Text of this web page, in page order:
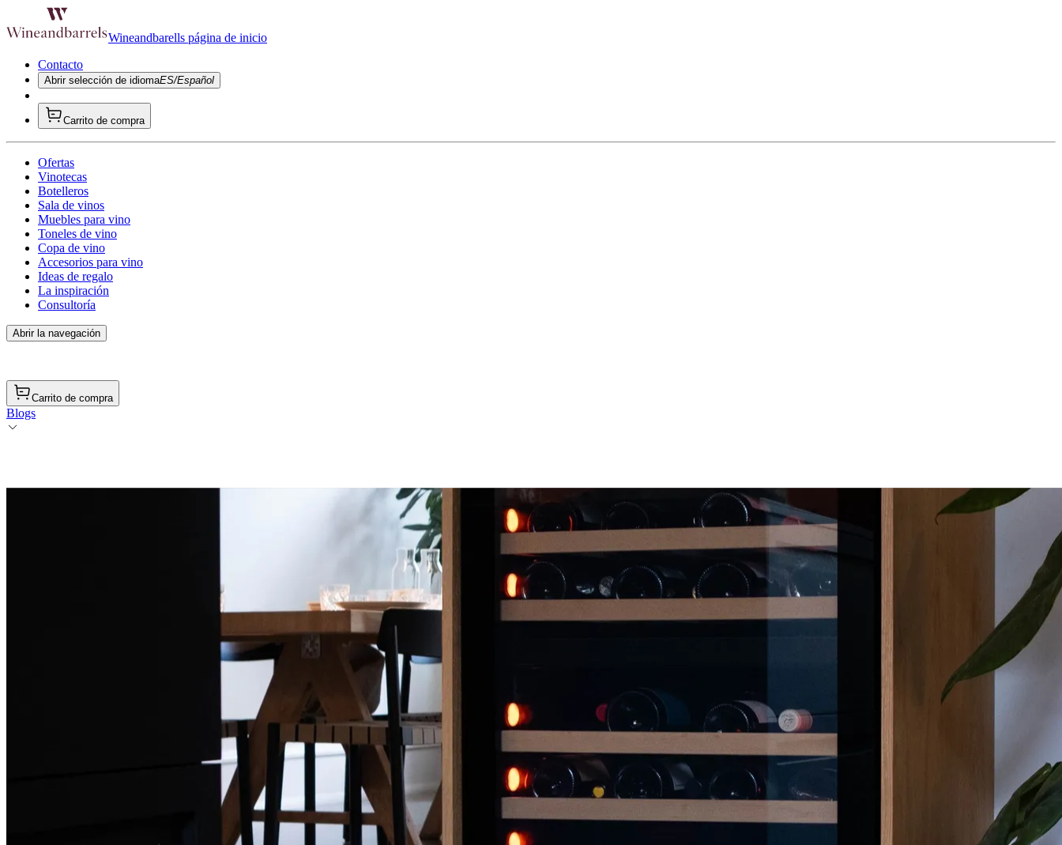
Wineandbarells página de inicio
Contacto
Abrir selección de idiomaES/Español
Carrito de compra
Ofertas
Vinotecas
Botelleros
Sala de vinos
Muebles para vino
Toneles de vino
Copa de vino
Accesorios para vino
Ideas de regalo
La inspiración
Consultoría
Abrir la navegación
Carrito de compra
Blogs